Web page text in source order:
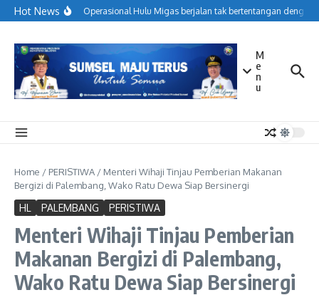
Lewati ke konten
Hot NewsMenjaga Operasional Hulu Migas berjalan tak bertentangan dengan
M
e
n
u
Home / PERISTIWA / Menteri Wihaji Tinjau Pemberian Makanan
Bergizi di Palembang, Wako Ratu Dewa Siap Bersinergi
HL PALEMBANG PERISTIWA
Menteri Wihaji Tinjau Pemberian
Makanan Bergizi di Palembang,
Wako Ratu Dewa Siap Bersinergi